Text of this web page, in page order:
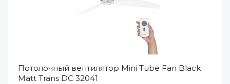
Потолочный вентилятор Mini Tube Fan Black
Matt Trans DC 32041